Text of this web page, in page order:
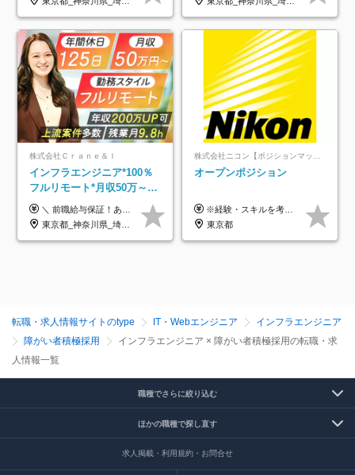
株式会社Ｃｒａｎｅ＆Ｉ
インフラエンジニア*100％
フルリモート*月収50万～*
クラウド×上流工程*前職給
与保証*残業月9.8h
＼ 前職給与保証！あなたのこれまでの経験を正当評価 ／ ★月収50万円～スタート！【年俸600万～1,162万8,000円（12分割）】 ――「頑張りが給与に直結しない…」そんな不満とは無縁の環境です。 実際、入社後に「年収150万～200万円UP」を実現した先輩エンジニアが多数活躍中！ 【 収入をさらに押し上げる充実のプラスα 】 スキルを磨くほど得をする「資格手当」 ⇒ 1資格につき毎月3,000円～30,000円を継続支給！ 成果を見逃さない「功績手当」 ⇒ 社員の頑張りに応じて最大10万円をダイレクトに支給！ スピード昇給・高年収も可能 ⇒ 1回の昇給で年収数十万UPのチャンスあり。ゆくゆくは年収1000万以上のハイクラスも目指せます。 ※経験・スキルを考慮の上決定します ※上記金額には固定残業代（月30h分・95,000円～184,000円）を含みます ※超過分は別途全額支給します ※試用期間2ヶ月間あり（その他待遇に差異はありません）
東京都_神奈川県_埼玉県_千葉県_大阪府_愛知県_北海道_青森県_岩手県_宮城県_秋田県_山形県_福島県_茨城県_栃木県_群馬県_新潟県_山梨県_長野県_富山県_石川県_福井県_静岡県_岐阜県_三重県_兵庫県_京都府_滋賀県_奈良県_和歌山県_広島県_岡山県_鳥取県_島根県_山口県_徳島県_香川県_愛媛県_高知県_福岡県_熊本県_佐賀県_長崎県_大分県_宮崎県_鹿児島県_沖縄県
オープンポジション
※経験・スキルを考慮の上、決定します。
東京都
転職・求人情報サイトのtype IT・Webエンジニア
インフラエンジニア
障がい者積極採用
インフラエンジニア × 障がい者積極採用の転職・求
人情報一覧
職種でさらに絞り込む
ほかの職種で探し直す
求人掲載・利用規約・お問合せ